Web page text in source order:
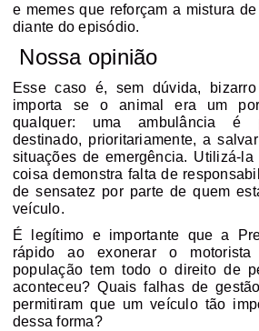
e memes que reforçam a mistura
diante do episódio.
️ Nossa opinião
Esse caso é, sem dúvida,
importa se o animal era um
qualquer: umaambulância é
destinado, prioritariamente, a
situações de emergência. Utilizá-
coisa demonstra falta de
de sensatez por parte de quem
veículo.
É legítimo e importante que a
rápido ao exonerar o
população tem todo o direito de
aconteceu? Quais falhas de
permitiram que um veículo tão
dessa forma?